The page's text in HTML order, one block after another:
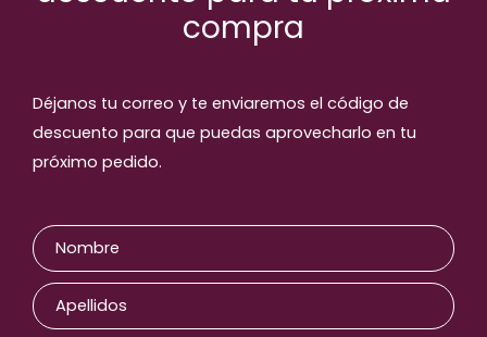
Productos relaccionados
compra
Déjanos tu correo y te enviaremos el código de
descuento para que puedas aprovecharlo en tu
próximo pedido.